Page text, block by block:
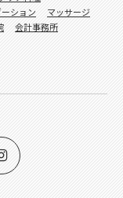
ション
マッサージ
会計事務所